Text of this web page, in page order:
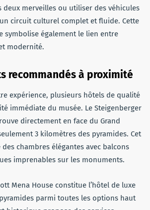
deux merveilles ou utiliser des véhicules
circuit culturel complet et fluide. Cette
symbolise également le lien entre
modernité.
recommandés à proximité
expérience, plusieurs hôtels de qualité
immédiate du musée. Le Steigenberger
directement en face du Grand
3 kilomètres des pyramides. Cet
chambres élégantes avec balcons
imprenables sur les monuments.
Mena House constitue l’hôtel de luxe
parmi toutes les options haut